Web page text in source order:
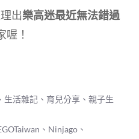
出樂高迷最近無法錯過
喔！
生活雜記 、 育兒分享 、親子生
、 Ninjago 、